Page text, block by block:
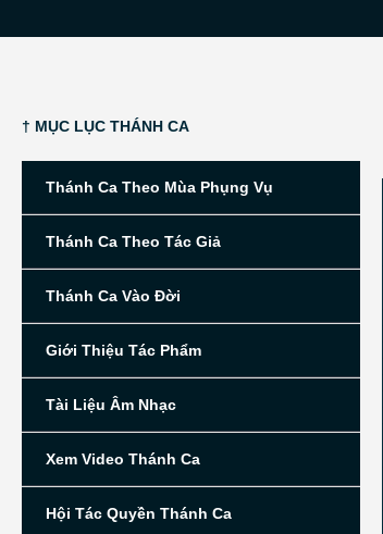
† MỤC LỤC THÁNH CA
Thánh Ca Theo Mùa Phụng Vụ
Thánh Ca Theo Tác Giả
Thánh Ca Vào Đời
Giới Thiệu Tác Phẩm
Tài Liệu Âm Nhạc
Xem Video Thánh Ca
Hội Tác Quyền Thánh Ca